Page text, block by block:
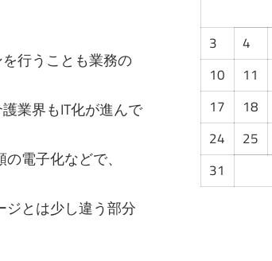
行うことも業務の
業界もIT化が進んで
電子化などで、
ジとは少し違う部分
3
4
10
11
17
18
24
25
31